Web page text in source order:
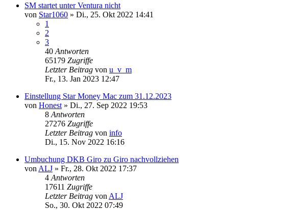
SM startet unter Ventura nicht
von Star1060 » Di., 25. Okt 2022 14:41
1
2
3
40 Antworten
65179 Zugriffe
Letzter Beitrag von u_v_m
Fr., 13. Jan 2023 12:47
Einstellung Star Money Mac zum 31.12.2023
von Honest » Di., 27. Sep 2022 19:53
8 Antworten
27276 Zugriffe
Letzter Beitrag von info
Di., 15. Nov 2022 16:16
Umbuchung DKB Giro zu Giro nachvollziehen
von ALJ » Fr., 28. Okt 2022 17:37
4 Antworten
17611 Zugriffe
Letzter Beitrag von ALJ
So., 30. Okt 2022 07:49